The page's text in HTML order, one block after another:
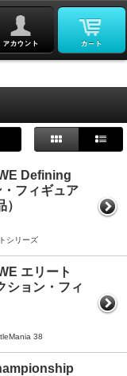
Defining
フィギュア
シリーズ
エリート
ション・フィ
38